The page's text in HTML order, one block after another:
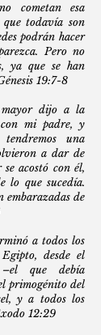
cometan esa
todavía son
podrán hacer
Pero no
ya que se han
19:7-8
dijo a la
con mi padre, y
una
a dar de
acostó con él,
lo que sucedía.
embarazadas de
a todos los
desde el
que debía
primogénito del
y a todos los
12:29